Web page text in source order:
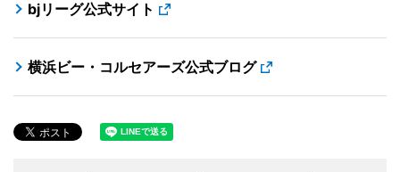
bjリーグ公式サイト
横浜ビー・コルセアーズ公式ブログ